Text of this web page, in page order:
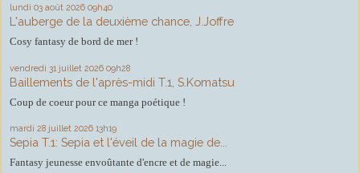
lundi 03 août 2026 09h40
L'auberge de la deuxième chance, J.Joffre
Cosy fantasy de bord de mer !
vendredi 31 juillet 2026 09h28
Baillements de l'après-midi T.1, S.Komatsu
Coup de coeur pour ce manga poétique !
mardi 28 juillet 2026 13h19
Sepia T.1: Sepia et l'éveil de la magie de...
Fantasy jeunesse envoûtante d'encre et de magie...